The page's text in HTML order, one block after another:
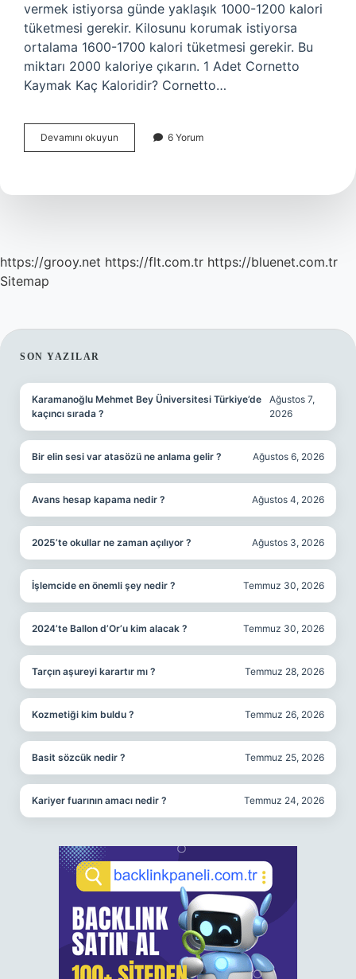
vermek istiyorsa günde yaklaşık 1000-1200 kalori
tüketmesi gerekir. Kilosunu korumak istiyorsa
ortalama 1600-1700 kalori tüketmesi gerekir. Bu
miktarı 2000 kaloriye çıkarın. 1 Adet Cornetto
Kaymak Kaç Kaloridir? Cornetto…
Devamını okuyun
Adet
Kaç
6 Yorum
https://grooy.net https://flt.com.tr https://bluenet.com.tr
Sitemap
SIDEBAR
SON YAZILAR
Karamanoğlu Mehmet Bey Üniversitesi Türkiye’de
kaçıncı sırada ?
Ağustos 7,
2026
Bir elin sesi var atasözü ne anlama gelir ? Ağustos 6, 2026
Avans hesap kapama nedir ? Ağustos 4, 2026
2025’te okullar ne zaman açılıyor ? Ağustos 3, 2026
İşlemcide en önemli şey nedir ? Temmuz 30, 2026
2024’te Ballon d’Or’u kim alacak ? Temmuz 30, 2026
Tarçın aşureyi karartır mı ? Temmuz 28, 2026
Kozmetiği kim buldu ? Temmuz 26, 2026
Basit sözcük nedir ? Temmuz 25, 2026
Kariyer fuarının amacı nedir ? Temmuz 24, 2026